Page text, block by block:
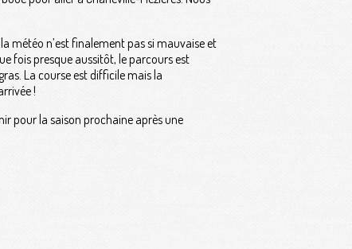
météo n’est finalement pas si mauvaise et
fois presque aussitôt, le parcours est
La course est difficile mais la
!
pour la saison prochaine après une